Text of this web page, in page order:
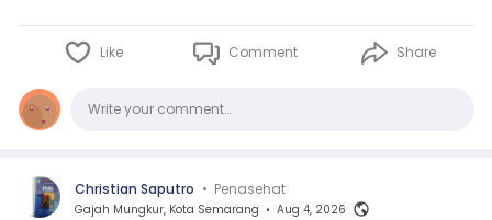
Like Comment Share
CommentsWrite your comment…
Christian Saputro • Penasehat
Gajah Mungkur, Kota Semarang • Aug 4, 2026